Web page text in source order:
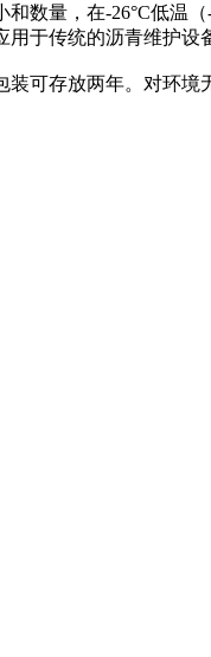
量，在-26°C低温（
于传统的沥青维护设
存放两年。对环境